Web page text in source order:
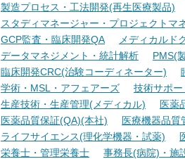
製造プロセス・工法開発(再生医療製品)
スタディマネージャー・プロジェクトマ
GCP監査・臨床開発QA
メディカルド
データマネジメント・統計解析
PMS(
臨床開発CRC(治験コーディネーター)
学術・MSL・アフェアーズ
技術サポ
生産技術・生産管理(メディカル)
医薬
医薬品質保証(QA)(本社)
医療機器品質
ライフサイエンス(理化学機器・試薬)
栄養士・管理栄養士
事務長(病院)・施